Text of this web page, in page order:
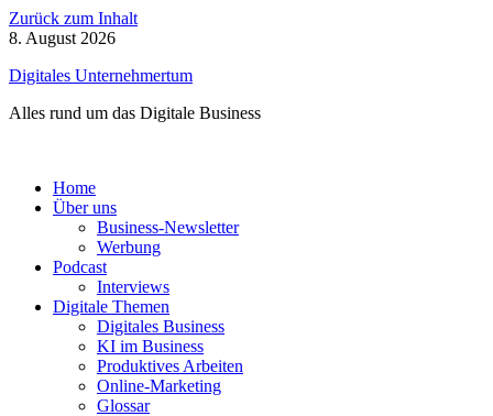
Zurück zum Inhalt
8. August 2026
Digitales Unternehmertum
Alles rund um das Digitale Business
Home
Über uns
Business-Newsletter
Werbung
Podcast
Interviews
Digitale Themen
Digitales Business
KI im Business
Produktives Arbeiten
Online-Marketing
Glossar